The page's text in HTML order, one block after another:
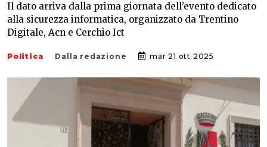
Il dato arriva dalla prima giornata dell’evento dedicato
alla sicurezza informatica, organizzato da Trentino
Digitale, Acn e Cerchio Ict
Politica Dalla redazione mar 21 ott 2025